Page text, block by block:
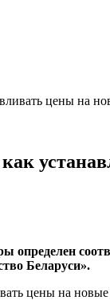
цены на
определен
Беларуси».